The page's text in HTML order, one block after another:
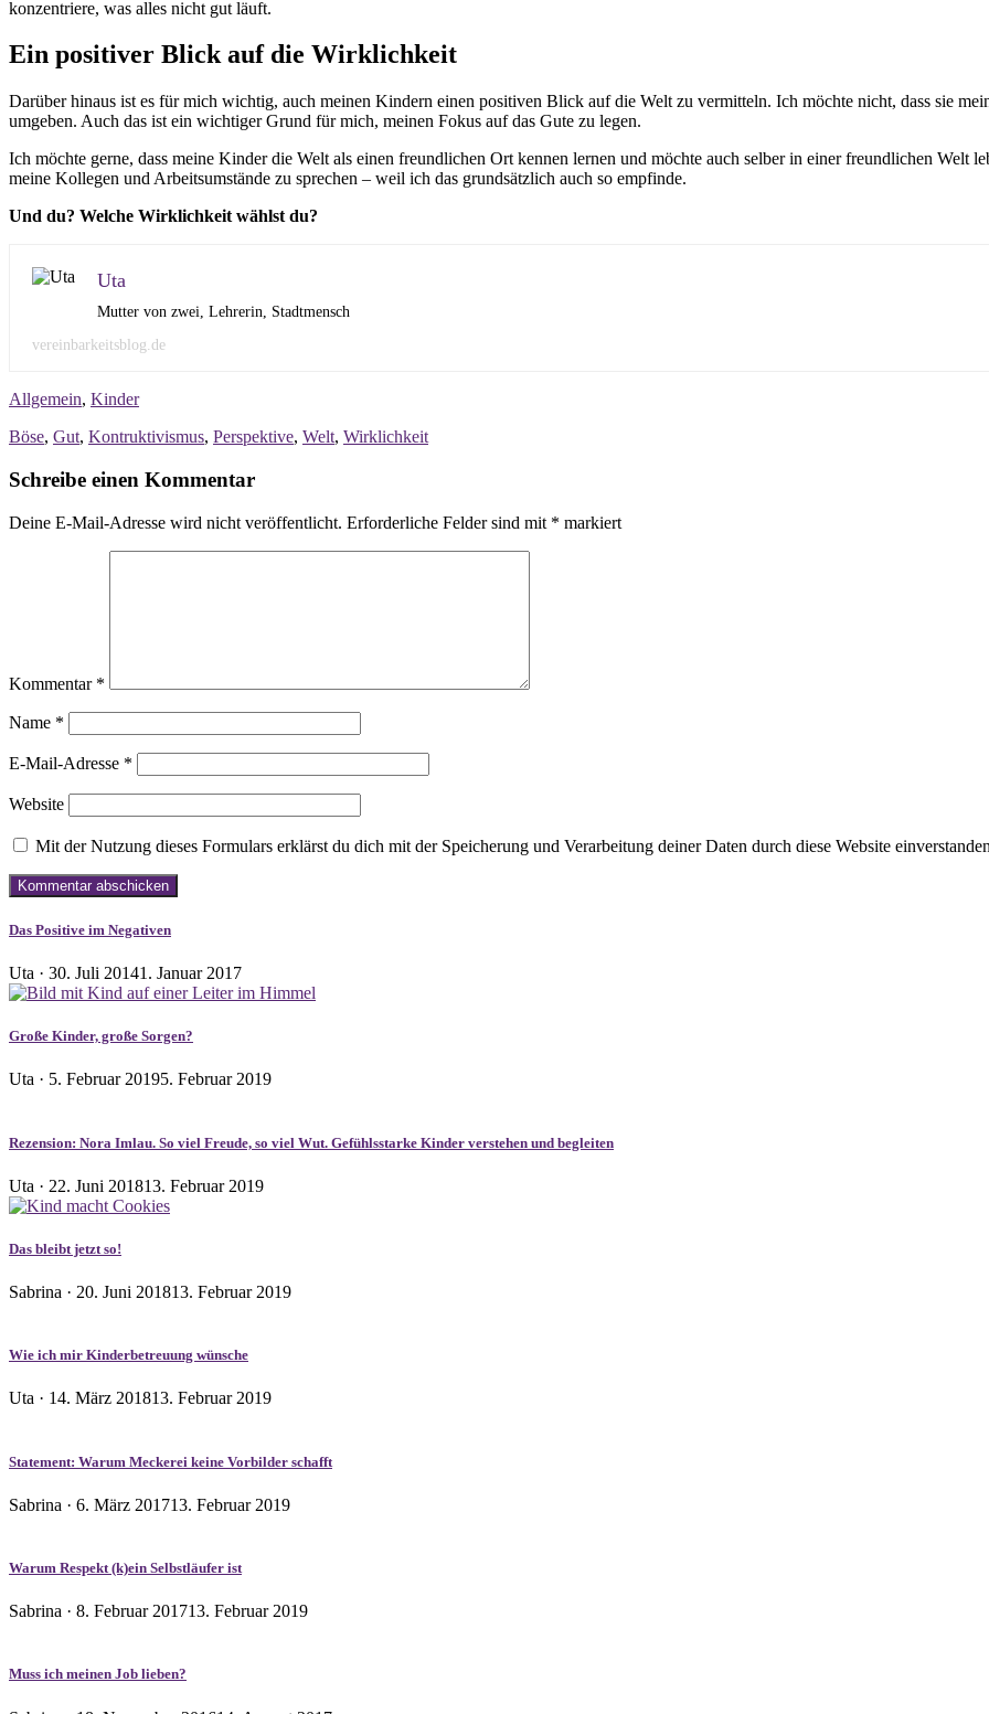
konzentriere, was alles nicht gut läuft.
Ein positiver Blick auf die Wirklichkeit
Darüber hinaus ist es für mich wichtig, auch meinen Kindern einen positiven Blick auf die Welt zu vermitteln. Ich möchte nicht, dass sie
umgeben. Auch das ist ein wichtiger Grund für mich, meinen Fokus auf das Gute zu legen.
Ich möchte gerne, dass meine Kinder die Welt als einen freundlichen Ort kennen lernen und möchte auch selber in einer freundlichen Welt
meine Kollegen und Arbeitsumstände zu sprechen – weil ich das grundsätzlich auch so empfinde.
Und du? Welche Wirklichkeit wählst du?
Uta
Mutter von zwei, Lehrerin, Stadtmensch
vereinbarkeitsblog.de
Allgemein, Kinder
Böse, Gut, Kontruktivismus, Perspektive, Welt, Wirklichkeit
Schreibe einen Kommentar
Deine E-Mail-Adresse wird nicht veröffentlicht. Erforderliche Felder sind mit * markiert
Kommentar *
Name *
E-Mail-Adresse *
Website
Mit der Nutzung dieses Formulars erklärst du dich mit der Speicherung und Verarbeitung deiner Daten durch diese Website
Das Positive im Negativen
Uta · Veröffentlicht
am
30. Juli 20141. Januar 2017
Große Kinder, große Sorgen?
Uta · Veröffentlicht
5. Februar 20195. Februar 2019
Rezension: Nora Imlau. So viel Freude, so viel Wut. Gefühlsstarke Kinder verstehen und begleiten
Uta · Veröffentlicht
am
22. Juni 201813. Februar 2019
Das bleibt jetzt so!
Sabrina · Veröffentlicht
20. Juni 201813. Februar 2019
Wie ich mir Kinderbetreuung wünsche
Uta · Veröffentlicht
14. März 201813. Februar 2019
Statement: Warum Meckerei keine Vorbilder schafft
Sabrina · Veröffentlicht
6. März 201713. Februar 2019
Warum Respekt (k)ein Selbstläufer ist
Sabrina · Veröffentlicht
8. Februar 201713. Februar 2019
Muss ich meinen Job lieben?